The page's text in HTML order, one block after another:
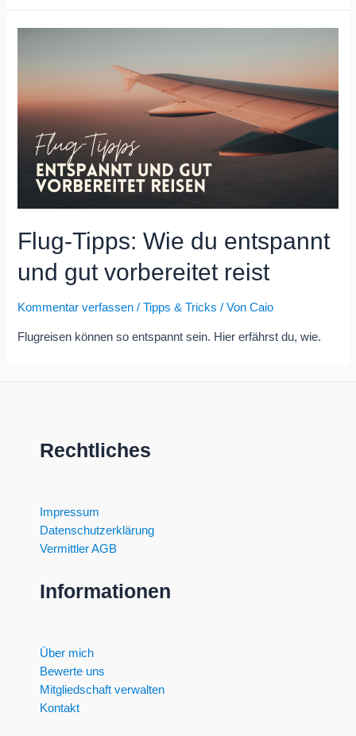
Flug-Tipps: Wie du entspannt
und gut vorbereitet reist
Kommentar verfassen /Tipps & Tricks / VonCaio
Flugreisen können so entspannt sein. Hier erfährst du, wie.
Rechtliches
Impressum
Datenschutzerklärung
Vermittler AGB
Informationen
Über mich
Bewerte uns
Mitgliedschaft verwalten
Kontakt